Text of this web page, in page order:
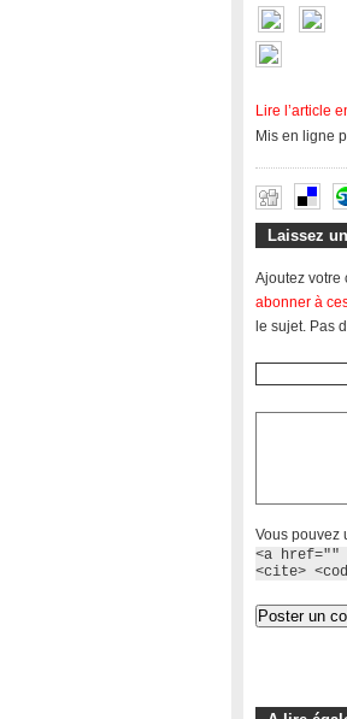
Lire l’article
Mis en ligne
Laissez
Ajoutez votre
abonner à
le sujet. Pas
Vous pouvez
<a href=""
<cite>